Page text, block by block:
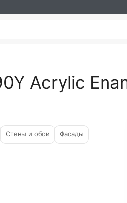
Acrylic
Стены и обои Фасады